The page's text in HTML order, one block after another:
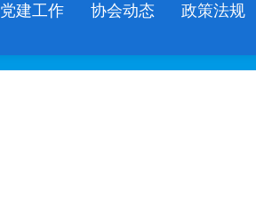
党建工作 协会动态 政策法规